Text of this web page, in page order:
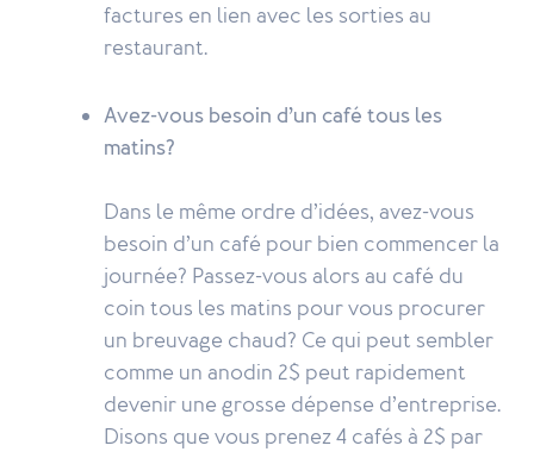
factures en lien avec les sorties au
restaurant.
Avez-vous besoin d’un café tous les
matins?
Dans le même ordre d’idées, avez-vous
besoin d’un café pour bien commencer la
journée? Passez-vous alors au café du
coin tous les matins pour vous procurer
un breuvage chaud? Ce qui peut sembler
comme un anodin 2$ peut rapidement
devenir une grosse dépense d’entreprise.
Disons que vous prenez 4 cafés à 2$ par